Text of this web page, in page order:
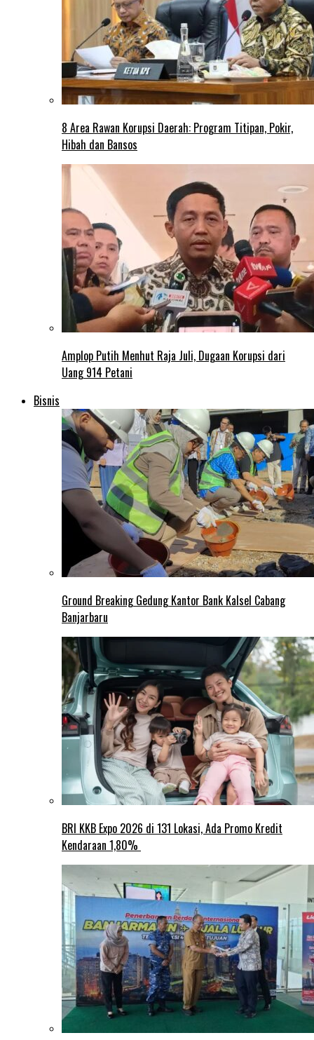
8 Area Rawan Korupsi Daerah: Program Titipan, Pokir,
Hibah dan Bansos
Amplop Putih Menhut Raja Juli, Dugaan Korupsi dari
Uang 914 Petani
Bisnis
Ground Breaking Gedung Kantor Bank Kalsel Cabang
Banjarbaru
BRI KKB Expo 2026 di 131 Lokasi, Ada Promo Kredit
Kendaraan 1,80%